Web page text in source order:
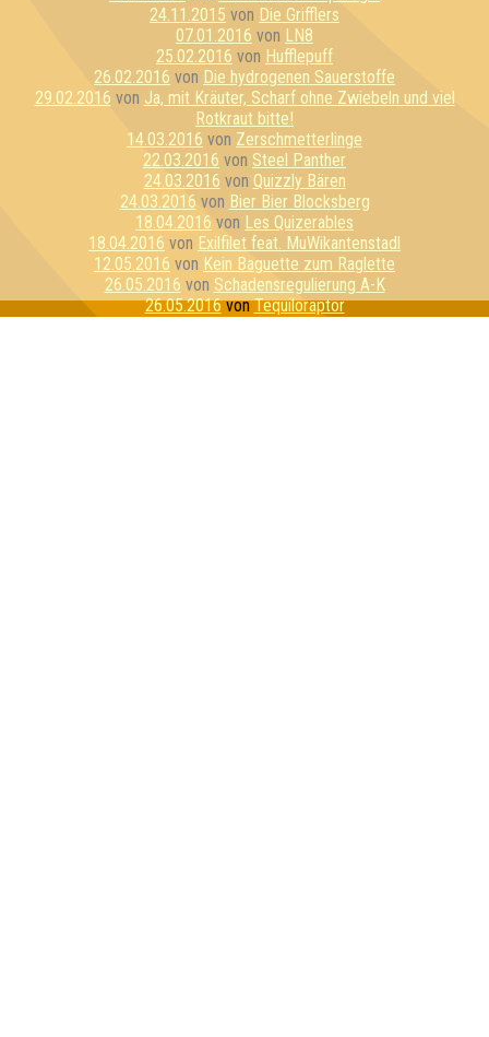
24.11.2015 von Die Grifflers
07.01.2016 von LN8
25.02.2016 von Hufflepuff
26.02.2016 von Die hydrogenen Sauerstoffe
29.02.2016 von Ja, mit Kräuter, Scharf ohne Zwiebeln und viel
Rotkraut bitte!
14.03.2016 von Zerschmetterlinge
22.03.2016 von Steel Panther
24.03.2016 von Quizzly Bären
24.03.2016 von Bier Bier Blocksberg
18.04.2016 von Les Quizerables
18.04.2016 von Exilfilet feat. MuWikantenstadl
12.05.2016 von Kein Baguette zum Raglette
26.05.2016 von Schadensregulierung A-K
26.05.2016vonTequiloraptor